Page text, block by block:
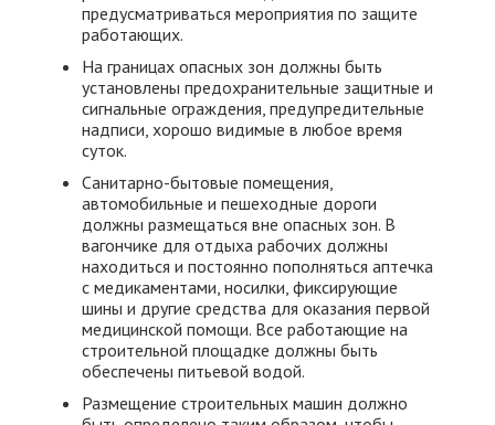
предусматриваться мероприятия по защите
работающих.
На границах опасных зон должны быть
установлены предохранительные защитные и
сигнальные ограждения, предупредительные
надписи, хорошо видимые в любое время
суток.
Санитарно-бытовые помещения,
автомобильные и пешеходные дороги
должны размещаться вне опасных зон. В
вагончике для отдыха рабочих должны
находиться и постоянно пополняться аптечка
с медикаментами, носилки, фиксирующие
шины и другие средства для оказания первой
медицинской помощи. Все работающие на
строительной площадке должны быть
обеспечены питьевой водой.
Размещение строительных машин должно